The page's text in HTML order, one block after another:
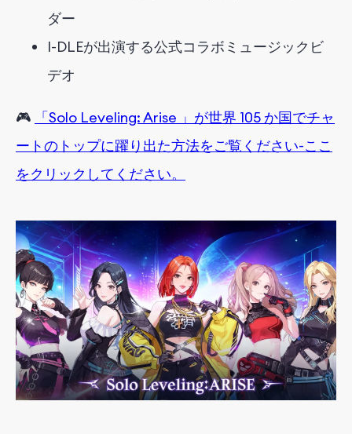
ダー
I-DLEが出演する公式コラボミュージックビ
デオ
🎮
「Solo Leveling: Arise 」が世界 105 か国でチャ
ートのトップに躍り出た方法をご覧ください-ここ
をクリックしてください。